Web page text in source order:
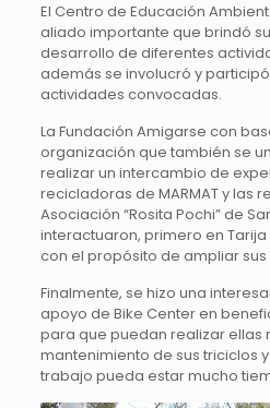
El Centro de Educación
aliado importante que brindó
desarrollo de diferentes
además se involucró y
actividades convocadas.
La Fundación Amigarse con
organización que también se
realizar un intercambio de
recicladoras de MARMAT y las
Asociación “Rosita Pochi” de
interactuaron, primero en Tarija
con el propósito de ampliar sus
Finalmente, se hizo una
apoyo de Bike Center en
para que puedan realizar ellas
mantenimiento de sus triciclos
trabajo pueda estar mucho